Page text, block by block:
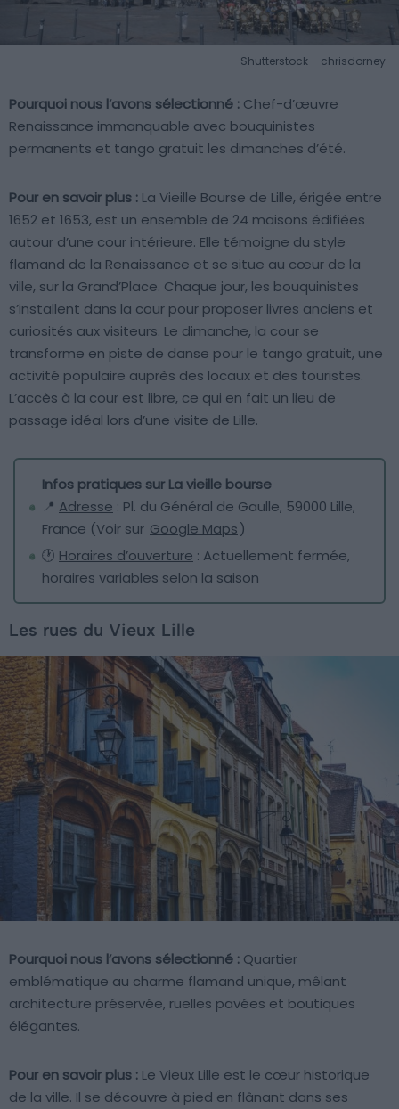
Shutterstock – chrisdorney
Pourquoi nous l’avons sélectionné : Chef-d’œuvre
Renaissance immanquable avec bouquinistes
permanents et tango gratuit les dimanches d’été.
Pour en savoir plus : La Vieille Bourse de Lille, érigée entre
1652 et 1653, est un ensemble de 24 maisons édifiées
autour d’une cour intérieure. Elle témoigne du style
flamand de la Renaissance et se situe au cœur de la
ville, sur la Grand’Place. Chaque jour, les bouquinistes
s’installent dans la cour pour proposer livres anciens et
curiosités aux visiteurs. Le dimanche, la cour se
transforme en piste de danse pour le tango gratuit, une
activité populaire auprès des locaux et des touristes.
L’accès à la cour est libre, ce qui en fait un lieu de
passage idéal lors d’une visite de Lille.
Infos pratiques sur La vieille bourse
📍 Adresse : Pl. du Général de Gaulle, 59000 Lille,
France (Voir sur Google Maps)
🕐 Horaires d’ouverture : Actuellement fermée,
horaires variables selon la saison
Les rues du Vieux Lille
Pourquoi nous l’avons sélectionné : Quartier
emblématique au charme flamand unique, mêlant
architecture préservée, ruelles pavées et boutiques
élégantes.
Pour en savoir plus : Le Vieux Lille est le cœur historique
de la ville. Il se découvre à pied en flânant dans ses